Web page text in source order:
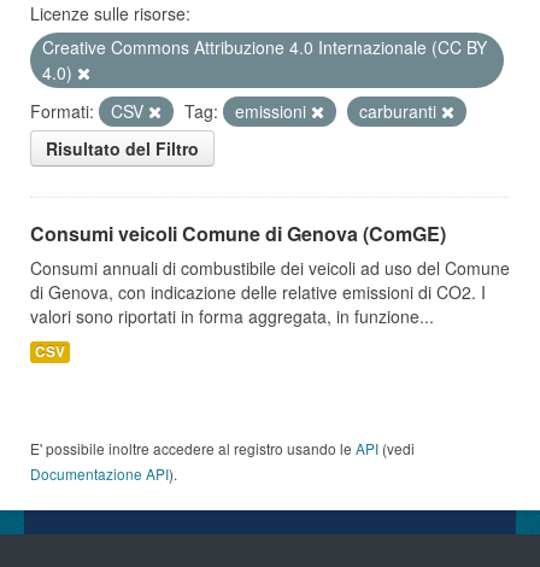
Licenze sulle risorse:
Creative Commons Attribuzione 4.0 Internazionale (CC BY
4.0)
Formati:
CSV Tag: emissioni
carburanti
Risultato del Filtro
Consumi veicoli Comune di Genova (ComGE)
Consumi annuali di combustibile dei veicoli ad uso del Comune
di Genova, con indicazione delle relative emissioni di CO2. I
valori sono riportati in forma aggregata, in funzione...
CSV
E' possibile inoltre accedere al registro usando le API (vedi
Documentazione API).